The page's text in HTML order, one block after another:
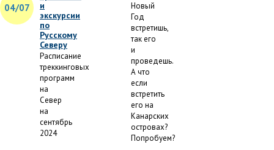
04/07
и
экскурсии
по
Русскому
Северу
Расписание
треккинговых
программ
на
Север
на
сентябрь
2024
Новый
Год
встретишь,
так его
и
проведешь.
А что
если
встретить
его на
Канарских
островах?
Попробуем?